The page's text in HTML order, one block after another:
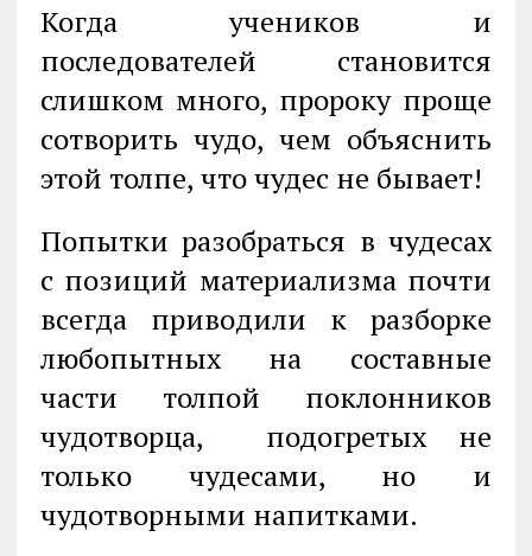
Когда учеников и
последователей становится
слишком много, пророку проще
сотворить чудо, чем объяснить
этой толпе, что чудес не бывает!
Попытки разобраться в чудесах
с позиций материализма почти
всегда приво­дили к разборке
любопытных на составные
части толпой поклонников
чудотворца, подогретых не
только чудесами, но и
чудотворными напитками.